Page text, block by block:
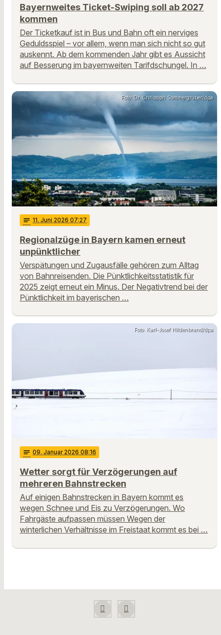
Bayernweites Ticket-Swiping soll ab 2027
kommen
Der Ticketkauf ist in Bus und Bahn oft ein nerviges
Geduldsspiel – vor allem, wenn man sich nicht so gut
auskennt. Ab dem kommenden Jahr gibt es Aussicht
auf Besserung im bayernweiten Tarifdschungel. In …
Foto: Dr. Christoph Sommergruber/dpa
notes 11. Juni 2026 07:27
Regionalzüge in Bayern kamen erneut
unpünktlicher
Verspätungen und Zugausfälle gehören zum Alltag
von Bahnreisenden. Die Pünktlichkeitsstatistik für
2025 zeigt erneut ein Minus. Der Negativtrend bei der
Pünktlichkeit im bayerischen …
Foto: Karl-Josef Hildenbrand/dpa
notes 09. Januar 2026 08:16
Wetter sorgt für Verzögerungen auf
mehreren Bahnstrecken
Auf einigen Bahnstrecken in Bayern kommt es
wegen Schnee und Eis zu Verzögerungen. Wo
Fahrgäste aufpassen müssen Wegen der
winterlichen Verhältnisse im Freistaat kommt es bei …